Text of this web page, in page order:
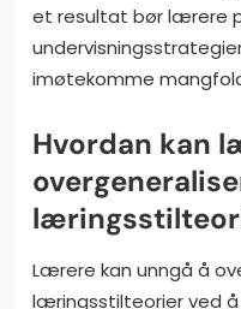
et resultat bør lærere
imøtekomme
Hvordan kan
Lærere kan unngå å
læringsstilteorier ved